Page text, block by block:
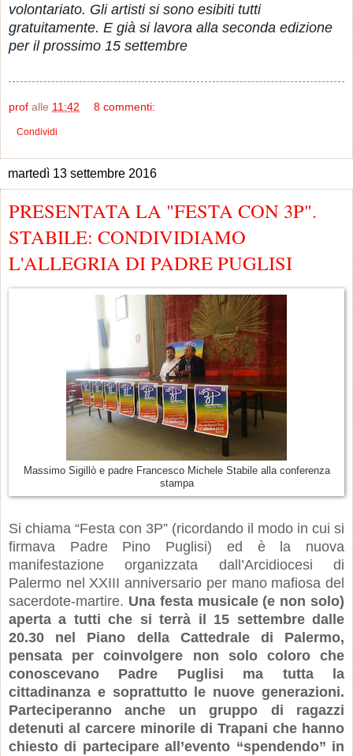
volontariato. Gli artisti si sono esibiti tutti
gratuitamente. E già si lavora alla seconda edizione
per il prossimo 15 settembre
prof alle 11:42 8 commenti:
Condividi
martedì 13 settembre 2016
PRESENTATA LA "FESTA CON 3P".
STABILE: CONDIVIDIAMO
L'ALLEGRIA DI PADRE PUGLISI
Massimo Sigillò e padre Francesco Michele Stabile alla conferenza
stampa
Si chiama “Festa con 3P” (ricordando il modo in cui si
firmava Padre Pino Puglisi) ed è la nuova
manifestazione organizzata dall’Arcidiocesi di
Palermo nel XXIII anniversario per mano mafiosa del
sacerdote-martire. Una festa musicale (e non solo)
aperta a tutti che si terrà il 15 settembre dalle
20.30 nel Piano della Cattedrale di Palermo,
pensata per coinvolgere non solo coloro che
conoscevano Padre Puglisi ma tutta la
cittadinanza e soprattutto le nuove generazioni.
Parteciperanno anche un gruppo di ragazzi
detenuti al carcere minorile di Trapani che hanno
chiesto di partecipare all’evento “spendendo” in